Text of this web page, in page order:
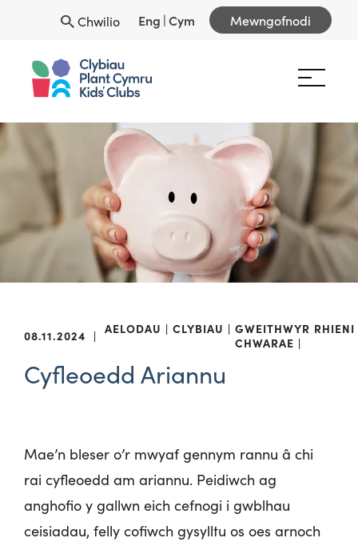
Chwilio Eng |Cym Mewngofnodi
08.11.2024 | AELODAU CLYBIAU
GWEITHWYR
CHWARAE
RHIENI
Cyfleoedd Ariannu
Mae’n bleser o’r mwyaf gennym rannu â chi
rai cyfleoedd am ariannu. Peidiwch ag
anghofio y gallwn eich cefnogi i gwblhau
ceisiadau, felly cofiwch gysylltu os oes arnoch